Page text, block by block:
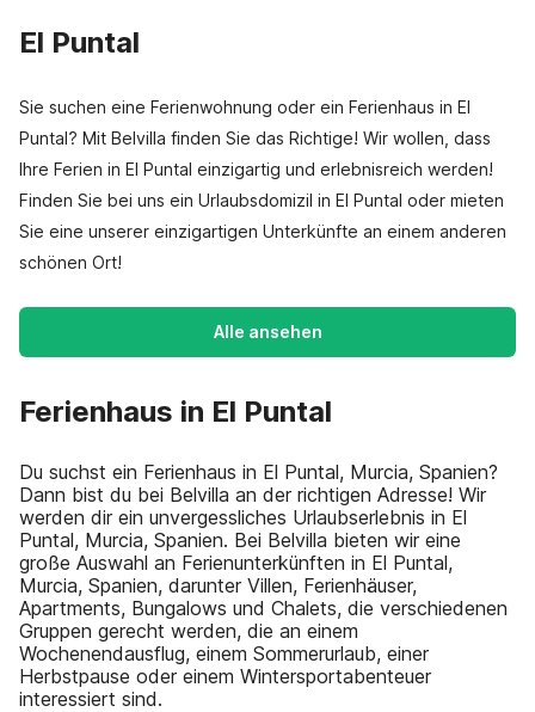
El Puntal
Sie suchen eine Ferienwohnung oder ein Ferienhaus in El
Puntal? Mit Belvilla finden Sie das Richtige! Wir wollen, dass
Ihre Ferien in El Puntal einzigartig und erlebnisreich werden!
Finden Sie bei uns ein Urlaubsdomizil in El Puntal oder mieten
Sie eine unserer einzigartigen Unterkünfte an einem anderen
schönen Ort!
Alle ansehen
Ferienhaus in El Puntal
Du suchst ein Ferienhaus in El Puntal, Murcia, Spanien?
Dann bist du bei Belvilla an der richtigen Adresse! Wir
werden dir ein unvergessliches Urlaubserlebnis in El
Puntal, Murcia, Spanien. Bei Belvilla bieten wir eine
große Auswahl an Ferienunterkünften in El Puntal,
Murcia, Spanien, darunter Villen, Ferienhäuser,
Apartments, Bungalows und Chalets, die verschiedenen
Gruppen gerecht werden, die an einem
Wochenendausflug, einem Sommerurlaub, einer
Herbstpause oder einem Wintersportabenteuer
interessiert sind.